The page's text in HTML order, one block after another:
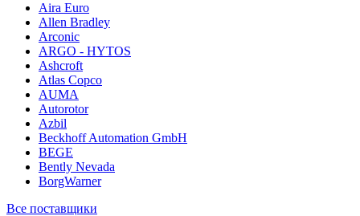
Aira Euro
Allen Bradley
Arconic
ARGO - HYTOS
Ashcroft
Atlas Copco
AUMA
Autorotor
Azbil
Beckhoff Automation GmbH
BEGE
Bently Nevada
BorgWarner
Все поставщики